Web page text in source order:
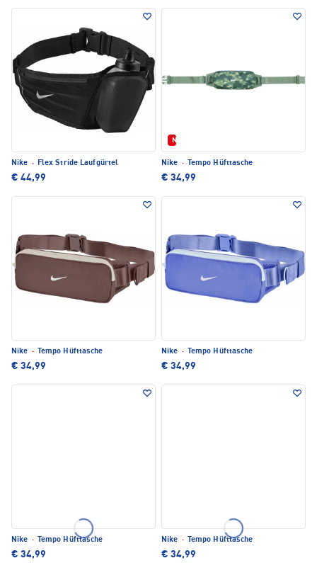
Nike · Flex Stride Laufgürtel
€ 44,99
Neu
Nike · Tempo Hüfttasche
€ 34,99
Nike · Tempo Hüfttasche
€ 34,99
Nike · Tempo Hüfttasche
€ 34,99
Nike · Tempo Hüfttasche
€ 34,99
Nike · Tempo Hüfttasche
€ 34,99